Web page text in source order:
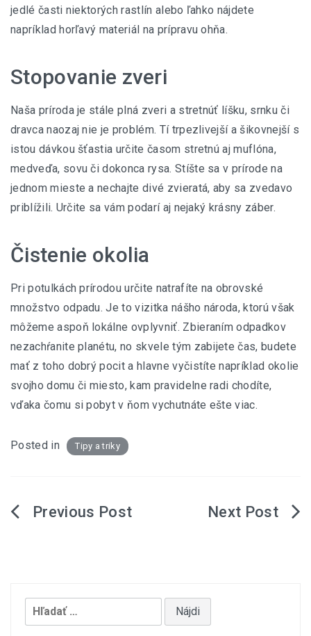
jedlé časti niektorých rastlín alebo ľahko nájdete
napríklad horľavý materiál na prípravu ohňa.
Stopovanie zveri
Naša príroda je stále plná zveri a stretnúť líšku, srnku či
dravca naozaj nie je problém. Tí trpezlivejší a šikovnejší s
istou dávkou šťastia určite časom stretnú aj muflóna,
medveďa, sovu či dokonca rysa. Stíšte sa v prírode na
jednom mieste a nechajte divé zvieratá, aby sa zvedavo
priblížili. Určite sa vám podarí aj nejaký krásny záber.
Čistenie okolia
Pri potulkách prírodou určite natrafíte na obrovské
množstvo odpadu. Je to vizitka nášho národa, ktorú však
môžeme aspoň lokálne ovplyvniť. Zbieraním odpadkov
nezachŕanite planétu, no skvele tým zabijete čas, budete
mať z toho dobrý pocit a hlavne vyčistíte napríklad okolie
svojho domu či miesto, kam pravidelne radi chodíte,
vďaka čomu si pobyt v ňom vychutnáte ešte viac.
Posted in Tipy a triky
Navigácia
Hľadať: